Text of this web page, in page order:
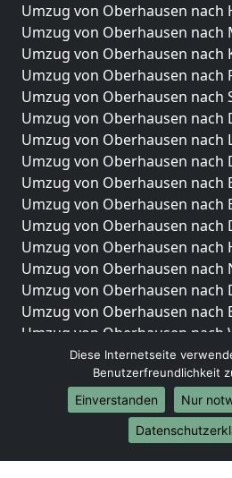
Umzug von Oberhausen nach
Umzug von Oberhausen nach
Umzug von Oberhausen nach
Umzug von Oberhausen nach
Umzug von Oberhausen nach
Umzug von Oberhausen nach
Umzug von Oberhausen nach
Umzug von Oberhausen nach
Umzug von Oberhausen nach
Umzug von Oberhausen nach
Umzug von Oberhausen nach
Umzug von Oberhausen nach
Umzug von Oberhausen nach
Umzug von Oberhausen nach
Umzug von Oberhausen nach
Umzug von Oberhausen nach
Umzug von Oberhausen nach
Umzug von Oberhausen nach
Umzug von Oberhausen
Internationale-Umzüge
Umzug von Oberhausen nach
Diese Internetseite
Benutzerfreundlichkeit
Einverstanden
Nur